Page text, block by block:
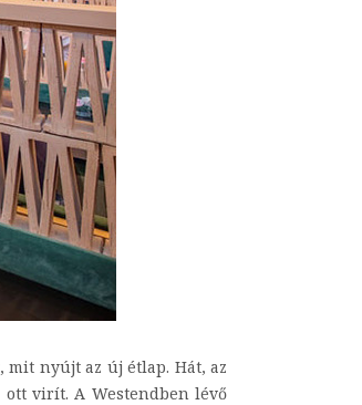
mit nyújt az új étlap. Hát, az
virít. A Westendben lévő